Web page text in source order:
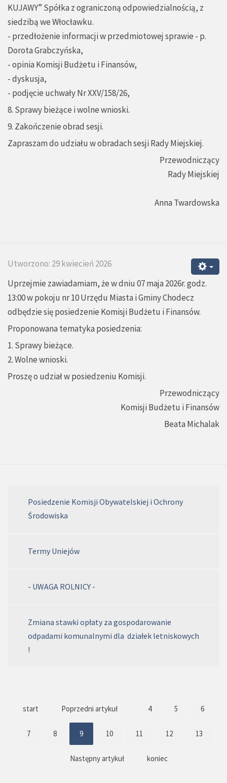
KUJAWY” Spółka z ograniczoną odpowiedzialnością, z
siedzibą we Włocławku.
- przedłożenie informacji w przedmiotowej sprawie - p.
Dorota Grabczyńska,
- opinia Komisji Budżetu i Finansów,
- dyskusja,
- podjęcie uchwały Nr XXV/158/26,
8. Sprawy bieżące i wolne wnioski.
9. Zakończenie obrad sesji.
Zapraszam do udziału w obradach sesji Rady Miejskiej.
Przewodniczący
Rady Miejskiej
Anna Twardowska
Utworzono: 29 kwiecień 2026
Uprzejmie zawiadamiam, że w dniu 07 maja 2026r. godz.
13:00 w pokoju nr 10 Urzędu Miasta i Gminy Chodecz
odbędzie się posiedzenie Komisji Budżetu i Finansów.
Proponowana tematyka posiedzenia:
1. Sprawy bieżące.
2. Wolne wnioski.
Proszę o udział w posiedzeniu Komisji.
Przewodniczący
Komisji Budżetu i Finansów
Beata Michalak
Posiedzenie Komisji Obywatelskiej i Ochrony
Środowiska
Termy Uniejów
- UWAGA ROLNICY -
Zmiana stawki opłaty za gospodarowanie
odpadami komunalnymi dla działek letniskowych
!
start Poprzedni artykuł 4 5 6
7 8 9 10 11 12 13
Następny artykuł koniec